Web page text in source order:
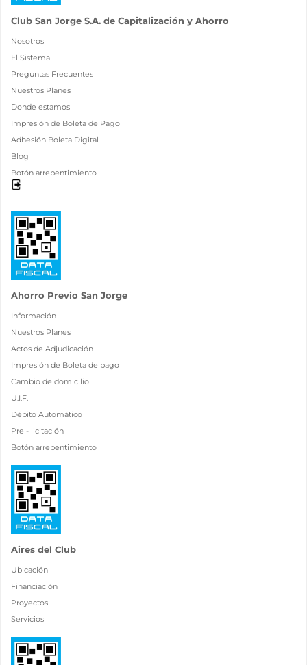
Club San Jorge S.A. de Capitalización y Ahorro
Nosotros
El Sistema
Preguntas Frecuentes
Nuestros Planes
Donde estamos
Impresión de Boleta de Pago
Adhesión Boleta Digital
Blog
Botón arrepentimiento
Ahorro Previo San Jorge
Información
Nuestros Planes
Actos de Adjudicación
Impresión de Boleta de pago
Cambio de domicilio
U.I.F.
Débito Automático
Pre - licitación
Botón arrepentimiento
Aires del Club
Ubicación
Financiación
Proyectos
Servicios